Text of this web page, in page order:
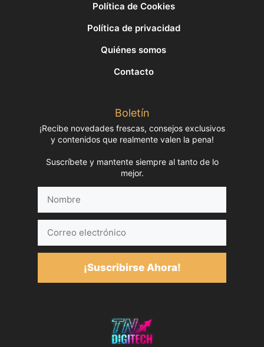
Política de Cookies
Política de privacidad
Quiénes somos
Contacto
Boletín
¡Recibe novedades frescas, consejos exclusivos
y contenidos que realmente valen la pena!
Suscríbete y mantente siempre al tanto de lo
mejor.
electrónico
¡Suscribirse Ahora!